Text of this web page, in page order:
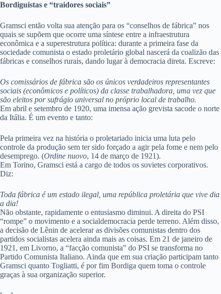
Bordiguistas e “traidores sociais”
Gramsci então volta sua atenção para os “conselhos de fábrica” nos
quais se supõem que ocorre uma síntese entre a infraestrutura
econômica e a superestrutura política: durante a primeira fase da
sociedade comunista o estado proletário global nascerá da coalizão das
fábricas e conselhos rurais, dando lugar à democracia direta. Escreve:
Os comissários de fábrica são os únicos verdadeiros representantes
sociais (econômicos e políticos) da classe trabalhadora, uma vez que
são eleitos por sufrágio universal no próprio local de trabalho.
Em abril e setembro de 1920, uma imensa ação grevista sacode o norte
da Itália. É um evento e tanto:
Pela primeira vez na história o proletariado inicia uma luta pelo
controle da produção sem ter sido forçado a agir pela fome e nem pelo
desemprego. (Ordine nuovo, 14 de março de 1921).
Em Torino, Gramsci está a cargo de todos os sovietes corporativos.
Diz:
Toda fábrica é um estado ilegal, uma república proletária que vive dia
a dia!
Não obstante, rapidamente o entusiasmo diminui. A direita do PSI
“rompe” o movimento e a socialdemocracia perde terreno. Além disso,
a decisão de Lênin de acelerar as divisões comunistas dentro dos
partidos socialistas acelera ainda mais as coisas. Em 21 de janeiro de
1921, em Livorno, a “facção comunista” do PSI se transforma no
Partido Comunista Italiano. Ainda que em sua criação participam tanto
Gramsci quanto Togliatti, é por fim Bordiga quem toma o controle
graças à sua organização superior.